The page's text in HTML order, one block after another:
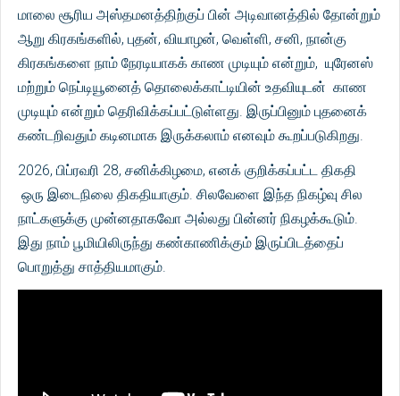
மாலை சூரிய அஸ்தமனத்திற்குப் பின் அடிவானத்தில் தோன்றும்
ஆறு கிரகங்களில், புதன், வியாழன், வெள்ளி, சனி, நான்கு
கிரகங்களை நாம் நேரடியாகக் காண முடியும் என்றும், யுரேனஸ்
மற்றும் நெப்டியூனைத் தொலைக்காட்டியின் உதவியுடன் காண
முடியும் என்றும் தெரிவிக்கப்பட்டுள்ளது. இருப்பினும் புதனைக்
கண்டறிவதும் கடினமாக இருக்கலாம் எனவும் கூறப்படுகிறது.
2026, பிப்ரவரி 28, சனிக்கிழமை, எனக் குறிக்கப்பட்ட திகதி
ஒரு இடைநிலை திகதியாகும். சிலவேளை இந்த நிகழ்வு சில
நாட்களுக்கு முன்னதாகவோ அல்லது பின்னர் நிகழக்கூடும்.
இது நாம் பூமியிலிருந்து கண்காணிக்கும் இருப்பிடத்தைப்
பொறுத்து சாத்தியமாகும்.